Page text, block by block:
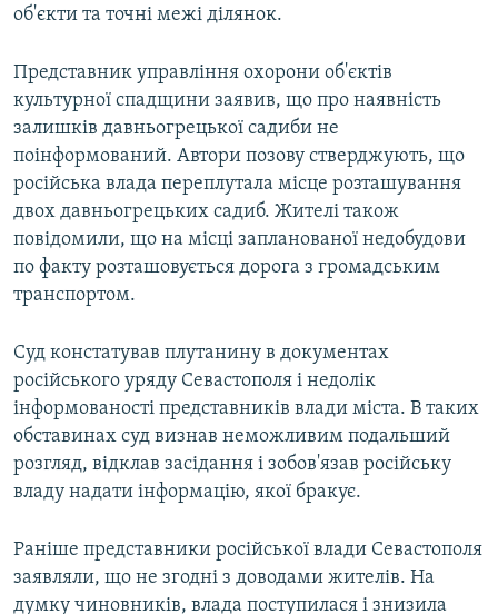
об'єкти та точні межі ділянок.
Представник управління охорони об'єктів
культурної спадщини заявив, що про наявність
залишків давньогрецької садиби не
поінформований. Автори позову стверджують, що
російська влада переплутала місце розташування
двох давньогрецьких садиб. Жителі також
повідомили, що на місці запланованої недобудови
по факту розташовується дорога з громадським
транспортом.
Суд констатував плутанину в документах
російського уряду Севастополя і недолік
інформованості представників влади міста. В таких
обставинах суд визнав неможливим подальший
розгляд, відклав засідання і зобов'язав російську
владу надати інформацію, якої бракує.
Раніше представники російської влади Севастополя
заявляли, що не згодні з доводами жителів. На
думку чиновників, влада поступилася і знизила